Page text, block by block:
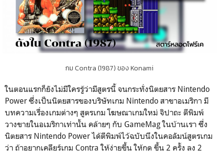
กม Contra (1987) ของ Konami
ในตอนแรกก็ยังไม่มีใครรู้ว่ามีสูตรนี้ จนกระทั่งนิตยสาร Nintendo
Power ซึ่งเป็นนิตยสารของบริษัทเกม Nintendo สาขาอเมริกา มี
บทความเรื่องเกมต่างๆ สูตรเกม โฆษณาเกมใหม่ จิปาถะ ตีพิมพ์
วางขายในอเมริกาเท่านั้น คล้ายๆ กับ GameMag ในบ้านเรา ซึ่ง
นิตยสาร Nintendo Power ได้ตีพิมพ์ไว้ฉบับนึงในคอลัมน์สูตรเกม
ว่า ถ้าอยากเคลียร์เกม Contra ให้ง่ายขึ้น ให้กด ขึ้น 2 ครั้ง ลง 2